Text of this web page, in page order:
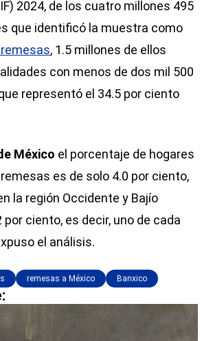
2024, de los cuatro millones 495
que identificó la muestra como
, 1.5 millones de ellos
con menos de dos mil 500
representó el 34.5 por ciento
México el porcentaje de hogares
es de solo 4.0 por ciento,
la región Occidente y Bajío
por ciento, es decir, uno de cada
el análisis.
remesas a México Banxico